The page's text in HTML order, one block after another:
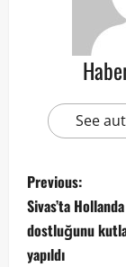
See
Previous:
Sivas’ta
dostluğunu
yapıldı